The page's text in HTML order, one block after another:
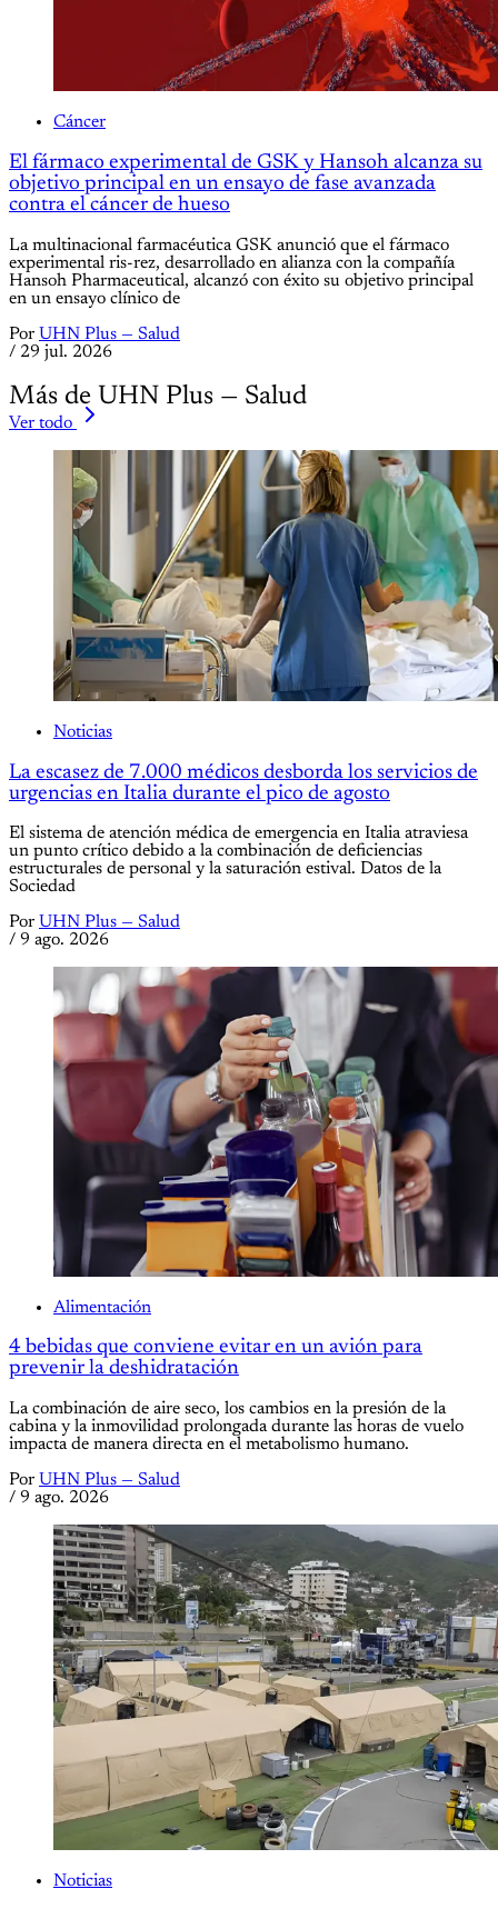
Cáncer
El fármaco experimental de GSK y Hansoh alcanza su
objetivo principal en un ensayo de fase avanzada
contra el cáncer de hueso
La multinacional farmacéutica GSK anunció que el fármaco
experimental ris-rez, desarrollado en alianza con la compañía
Hansoh Pharmaceutical, alcanzó con éxito su objetivo principal
en un ensayo clínico de
Por UHN Plus — Salud
/ 29 jul. 2026
Más de UHN Plus — Salud
Ver todo
Noticias
La escasez de 7.000 médicos desborda los servicios de
urgencias en Italia durante el pico de agosto
El sistema de atención médica de emergencia en Italia atraviesa
un punto crítico debido a la combinación de deficiencias
estructurales de personal y la saturación estival. Datos de la
Sociedad
Por UHN Plus — Salud
/ 9 ago. 2026
Alimentación
4 bebidas que conviene evitar en un avión para
prevenir la deshidratación
La combinación de aire seco, los cambios en la presión de la
cabina y la inmovilidad prolongada durante las horas de vuelo
impacta de manera directa en el metabolismo humano.
Por UHN Plus — Salud
/ 9 ago. 2026
Noticias